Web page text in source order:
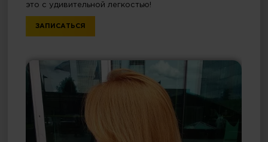
это с удивительной легкостью!
ЗАПИСАТЬСЯ